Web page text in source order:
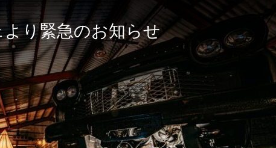
り緊急のお知らせ